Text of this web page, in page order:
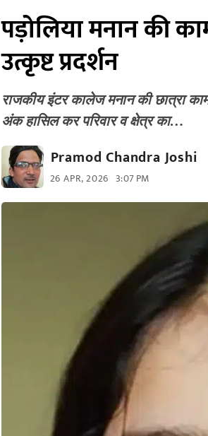
पड़ोलिया मनान की
उत्कृष्ट प्रदर्शन
राजकीय इंटर कालेज मनान की छात्रा
अंक हासिल कर परिवार व क्षेत्र का…
Pramod Chandra Joshi
26 APR, 2026 3:07 PM